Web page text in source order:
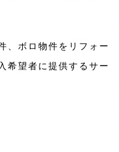
、ボロ物件をリフォー
希望者に提供するサー